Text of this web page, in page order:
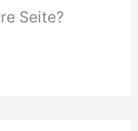
Seite?